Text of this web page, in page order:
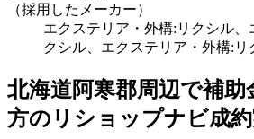
（採用したメーカー）
エクステリア・外構:リクシル、
クシル、エクステリア・外構:リ
北海道阿寒郡周辺で補助
方のリショップナビ成